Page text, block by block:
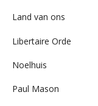
Land van ons
Libertaire Orde
Noelhuis
Paul Mason